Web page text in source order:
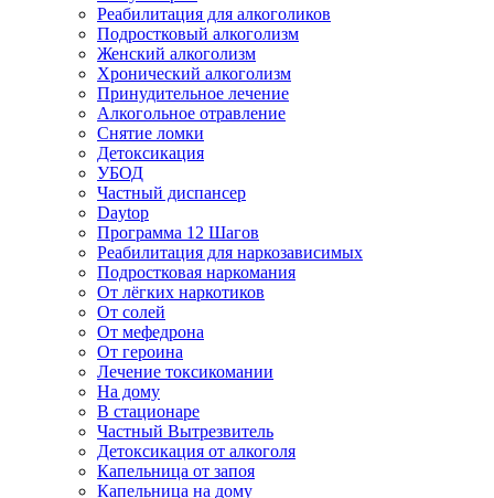
Реабилитация для алкоголиков
Подростковый алкоголизм
Женский алкоголизм
Хронический алкоголизм
Принудительное лечение
Алкогольное отравление
Снятие ломки
Детоксикация
УБОД
Частный диспансер
Daytop
Программа 12 Шагов
Реабилитация для наркозависимых
Подростковая наркомания
От лёгких наркотиков
От солей
От мефедрона
От героина
Лечение токсикомании
На дому
В стационаре
Частный Вытрезвитель
Детоксикация от алкоголя
Капельница от запоя
Капельница на дому